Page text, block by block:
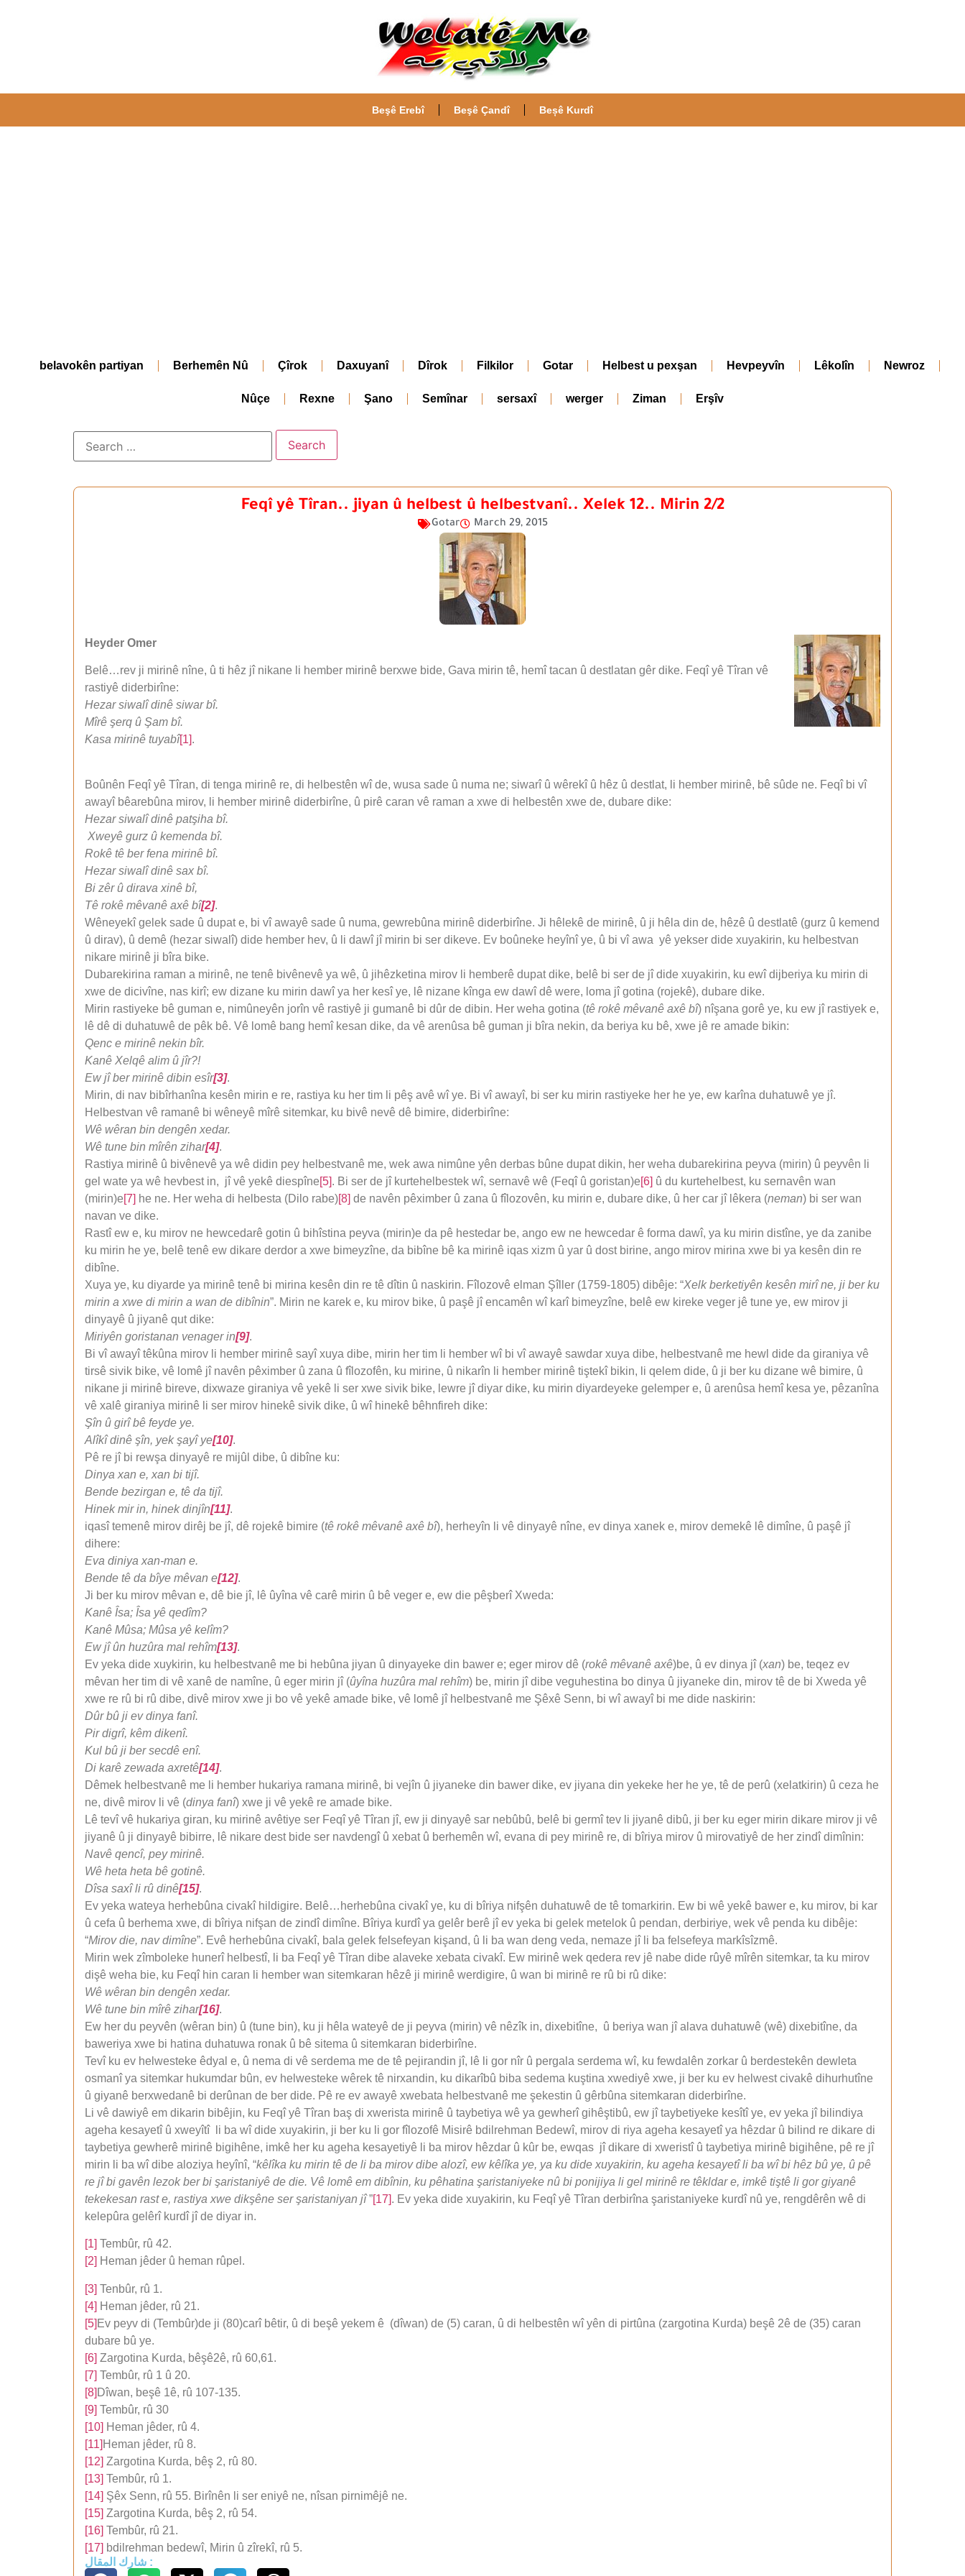
Beşê Erebî Beşê Çandî Beșê Kurdî
belavokên partiyan Berhemên Nû Çîrok Daxuyanî Dîrok Filkilor Gotar Helbest u pexşan Hevpeyvîn Lêkolîn Newroz
Nûçe Rexne Şano Semînar sersaxî werger Ziman Erşîv
Feqî yê Tîran.. jiyan û helbest û helbestvanî.. Xelek 12.. Mirin 2/2
Gotar March 29, 2015
Heyder Omer
Belê…rev ji mirinê nîne, û ti hêz jî nikane li hember mirinê berxwe bide, Gava mirin tê, hemî tacan û destlatan gêr dike. Feqî yê Tîran vê
rastiyê diderbirîne:
Hezar siwalî dinê siwar bî.
Mîrê şerq û Şam bî.
Kasa mirinê tuyabî[1].
Boûnên Feqî yê Tîran, di tenga mirinê re, di helbestên wî de, wusa sade û numa ne; siwarî û wêrekî û hêz û destlat, li hember mirinê, bê sûde ne. Feqî bi vî
awayî bêarebûna mirov, li hember mirinê diderbirîne, û pirê caran vê raman a xwe di helbestên xwe de, dubare dike:
Hezar siwalî dinê patşiha bî.
Xweyê gurz û kemenda bî.
Rokê tê ber fena mirinê bî.
Hezar siwalî dinê sax bî.
Bi zêr û dirava xinê bî,
Tê rokê mêvanê axê bî[2].
Wêneyekî gelek sade û dupat e, bi vî awayê sade û numa, gewrebûna mirinê diderbirîne. Ji hêlekê de mirinê, û ji hêla din de, hêzê û destlatê (gurz û kemend
û dirav), û demê (hezar siwalî) dide hember hev, û li dawî jî mirin bi ser dikeve. Ev boûneke heyînî ye, û bi vî awa yê yekser dide xuyakirin, ku helbestvan
nikare mirinê ji bîra bike.
Dubarekirina raman a mirinê, ne tenê bivênevê ya wê, û jihêzketina mirov li hemberê dupat dike, belê bi ser de jî dide xuyakirin, ku ewî dijberiya ku mirin di
xwe de dicivîne, nas kirî; ew dizane ku mirin dawî ya her kesî ye, lê nizane kînga ew dawî dê were, loma jî gotina (rojekê), dubare dike.
Mirin rastiyeke bê guman e, nimûneyên jorîn vê rastiyê ji gumanê bi dûr de dibin. Her weha gotina (tê rokê mêvanê axê bî) nîşana gorê ye, ku ew jî rastiyek e,
lê dê di duhatuwê de pêk bê. Vê lomê bang hemî kesan dike, da vê arenûsa bê guman ji bîra nekin, da beriya ku bê, xwe jê re amade bikin:
Qenc e mirinê nekin bîr.
Kanê Xelqê alim û jîr?!
Ew jî ber mirinê dibin esîr[3].
Mirin, di nav bibîrhanîna kesên mirin e re, rastiya ku her tim li pêş avê wî ye. Bi vî awayî, bi ser ku mirin rastiyeke her he ye, ew karîna duhatuwê ye jî.
Helbestvan vê ramanê bi wêneyê mîrê sitemkar, ku bivê nevê dê bimire, diderbirîne:
Wê wêran bin dengên xedar.
Wê tune bin mîrên zihar[4].
Rastiya mirinê û bivênevê ya wê didin pey helbestvanê me, wek awa nimûne yên derbas bûne dupat dikin, her weha dubarekirina peyva (mirin) û peyvên li
gel wate ya wê hevbest in, jî vê yekê diespîne[5]. Bi ser de jî kurtehelbestek wî, sernavê wê (Feqî û goristan)e[6] û du kurtehelbest, ku sernavên wan
(mirin)e[7] he ne. Her weha di helbesta (Dilo rabe)[8] de navên pêximber û zana û fîlozovên, ku mirin e, dubare dike, û her car jî lêkera (neman) bi ser wan
navan ve dike.
Rastî ew e, ku mirov ne hewcedarê gotin û bihîstina peyva (mirin)e da pê hestedar be, ango ew ne hewcedar ê forma dawî, ya ku mirin distîne, ye da zanibe
ku mirin he ye, belê tenê ew dikare derdor a xwe bimeyzîne, da bibîne bê ka mirinê iqas xizm û yar û dost birine, ango mirov mirina xwe bi ya kesên din re
dibîne.
Xuya ye, ku diyarde ya mirinê tenê bi mirina kesên din re tê dîtin û naskirin. Fîlozovê elman Şîller (1759-1805) dibêje: “Xelk berketiyên kesên mirî ne, ji ber ku
mirin a xwe di mirin a wan de dibînin”. Mirin ne karek e, ku mirov bike, û paşê jî encamên wî karî bimeyzîne, belê ew kireke veger jê tune ye, ew mirov ji
dinyayê û jiyanê qut dike:
Miriyên goristanan venager in[9].
Bi vî awayî têkûna mirov li hember mirinê sayî xuya dibe, mirin her tim li hember wî bi vî awayê sawdar xuya dibe, helbestvanê me hewl dide da giraniya vê
tirsê sivik bike, vê lomê jî navên pêximber û zana û fîlozofên, ku mirine, û nikarîn li hember mirinê tiştekî bikin, li qelem dide, û ji ber ku dizane wê bimire, û
nikane ji mirinê bireve, dixwaze giraniya vê yekê li ser xwe sivik bike, lewre jî diyar dike, ku mirin diyardeyeke gelemper e, û arenûsa hemî kesa ye, pêzanîna
vê xalê giraniya mirinê li ser mirov hinekê sivik dike, û wî hinekê bêhnfireh dike:
Şîn û girî bê feyde ye.
Alîkî dinê şîn, yek şayî ye[10].
Pê re jî bi rewşa dinyayê re mijûl dibe, û dibîne ku:
Dinya xan e, xan bi tijî.
Bende bezirgan e, tê da tijî.
Hinek mir in, hinek dinjîn[11].
iqasî temenê mirov dirêj be jî, dê rojekê bimire (tê rokê mêvanê axê bî), herheyîn li vê dinyayê nîne, ev dinya xanek e, mirov demekê lê dimîne, û paşê jî
dihere:
Eva diniya xan-man e.
Bende tê da bîye mêvan e[12].
Ji ber ku mirov mêvan e, dê bie jî, lê ûyîna vê carê mirin û bê veger e, ew die pêşberî Xweda:
Kanê Îsa; Îsa yê qedîm?
Kanê Mûsa; Mûsa yê kelîm?
Ew jî ûn huzûra mal rehîm[13].
Ev yeka dide xuykirin, ku helbestvanê me bi hebûna jiyan û dinyayeke din bawer e; eger mirov dê (rokê mêvanê axê)be, û ev dinya jî (xan) be, teqez ev
mêvan her tim di vê xanê de namîne, û eger mirin jî (ûyîna huzûra mal rehîm) be, mirin jî dibe veguhestina bo dinya û jiyaneke din, mirov tê de bi Xweda yê
xwe re rû bi rû dibe, divê mirov xwe ji bo vê yekê amade bike, vê lomê jî helbestvanê me Şêxê Senn, bi wî awayî bi me dide naskirin:
Dûr bû ji ev dinya fanî.
Pir digrî, kêm dikenî.
Kul bû ji ber secdê enî.
Di karê zewada axretê[14].
Dêmek helbestvanê me li hember hukariya ramana mirinê, bi vejîn û jiyaneke din bawer dike, ev jiyana din yekeke her he ye, tê de perû (xelatkirin) û ceza he
ne, divê mirov li vê (dinya fanî) xwe ji vê yekê re amade bike.
Lê tevî vê hukariya giran, ku mirinê avêtiye ser Feqî yê Tîran jî, ew ji dinyayê sar nebûbû, belê bi germî tev li jiyanê dibû, ji ber ku eger mirin dikare mirov ji vê
jiyanê û ji dinyayê bibirre, lê nikare dest bide ser navdengî û xebat û berhemên wî, evana di pey mirinê re, di bîriya mirov û mirovatiyê de her zindî dimînin:
Navê qencî, pey mirinê.
Wê heta heta bê gotinê.
Dîsa saxî li rû dinê[15].
Ev yeka wateya herhebûna civakî hildigire. Belê…herhebûna civakî ye, ku di bîriya nifşên duhatuwê de tê tomarkirin. Ew bi wê yekê bawer e, ku mirov, bi kar
û cefa û berhema xwe, di bîriya nifşan de zindî dimîne. Bîriya kurdî ya gelêr berê jî ev yeka bi gelek metelok û pendan, derbiriye, wek vê penda ku dibêje:
“Mirov die, nav dimîne”. Evê herhebûna civakî, bala gelek felsefeyan kişand, û li ba wan deng veda, nemaze jî li ba felsefeya markîsîzmê.
Mirin wek zîmboleke hunerî helbestî, li ba Feqî yê Tîran dibe alaveke xebata civakî. Ew mirinê wek qedera rev jê nabe dide rûyê mîrên sitemkar, ta ku mirov
dişê weha bie, ku Feqî hin caran li hember wan sitemkaran hêzê ji mirinê werdigire, û wan bi mirinê re rû bi rû dike:
Wê wêran bin dengên xedar.
Wê tune bin mîrê zihar[16].
Ew her du peyvên (wêran bin) û (tune bin), ku ji hêla wateyê de ji peyva (mirin) vê nêzîk in, dixebitîne, û beriya wan jî alava duhatuwê (wê) dixebitîne, da
baweriya xwe bi hatina duhatuwa ronak û bê sitema û sitemkaran biderbirîne.
Tevî ku ev helwesteke êdyal e, û nema di vê serdema me de tê pejirandin jî, lê li gor nîr û pergala serdema wî, ku fewdalên zorkar û berdestekên dewleta
osmanî ya sitemkar hukumdar bûn, ev helwesteke wêrek tê nirxandin, ku dikarîbû biba sedema kuştina xwediyê xwe, ji ber ku ev helwest civakê dihurhutîne
û giyanê berxwedanê bi derûnan de ber dide. Pê re ev awayê xwebata helbestvanê me şekestin û gêrbûna sitemkaran diderbirîne.
Li vê dawiyê em dikarin bibêjin, ku Feqî yê Tîran baş di xwerista mirinê û taybetiya wê ya gewherî gihêştibû, ew jî taybetiyeke kesîtî ye, ev yeka jî bilindiya
ageha kesayetî û xweyîtî li ba wî dide xuyakirin, ji ber ku li gor fîlozofê Misirê bdilrehman Bedewî, mirov di riya ageha kesayetî ya hêzdar û bilind re dikare di
taybetiya gewherê mirinê bigihêne, imkê her ku ageha kesayetiyê li ba mirov hêzdar û kûr be, ewqas jî dikare di xweristî û taybetiya mirinê bigihêne, pê re jî
mirin li ba wî dibe aloziya heyînî, “kêlîka ku mirin tê de li ba mirov dibe alozî, ew kêlîka ye, ya ku dide xuyakirin, ku ageha kesayetî li ba wî bi hêz bû ye, û pê
re jî bi gavên lezok ber bi şaristaniyê de die. Vê lomê em dibînin, ku pêhatina şaristaniyeke nû bi ponijiya li gel mirinê re têkldar e, imkê tiştê li gor giyanê
tekekesan rast e, rastiya xwe dikşêne ser şaristaniyan jî”[17]. Ev yeka dide xuyakirin, ku Feqî yê Tîran derbirîna şaristaniyeke kurdî nû ye, rengdêrên wê di
kelepûra gelêrî kurdî jî de diyar in.
[1] Tembûr, rû 42.
[2] Heman jêder û heman rûpel.
[3] Tenbûr, rû 1.
[4] Heman jêder, rû 21.
[5] Ev peyv di (Tembûr)de ji (80)carî bêtir, û di beşê yekem ê (dîwan) de (5) caran, û di helbestên wî yên di pirtûna (zargotina Kurda) beşê 2ê de (35) caran
dubare bû ye.
[6] Zargotina Kurda, bêşê2ê, rû 60,61.
[7] Tembûr, rû 1 û 20.
[8] Dîwan, beşê 1ê, rû 107-135.
[9] Tembûr, rû 30
[10] Heman jêder, rû 4.
[11] Heman jêder, rû 8.
[12] Zargotina Kurda, bêş 2, rû 80.
[13] Tembûr, rû 1.
[14] Şêx Senn, rû 55. Birînên li ser eniyê ne, nîsan pirnimêjê ne.
[15] Zargotina Kurda, bêş 2, rû 54.
[16] Tembûr, rû 21.
[17] bdilrehman bedewî, Mirin û zîrekî, rû 5.
شارك المقال :